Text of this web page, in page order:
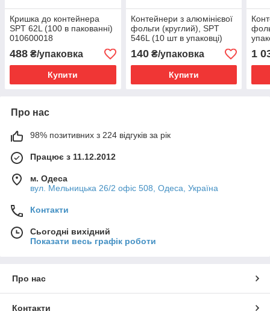
Кришка до контейнера
SPT 62L (100 в пакованні)
010600018
488 ₴/упаковка
Купити
Контейнери з алюмінієвої
фольги (круглий), SPT
546L (10 шт в упаковці)
010501130
140₴/упаковка
Купити
1
Про нас
98% позитивних з 224 відгуків за рік
Працює з 11.12.2012
м. Одеса
вул. Мельницька 26/2 офіс 508, Одеса, Україна
Контакти
Сьогодні вихідний
Показати весь графік роботи
Про нас
Контакти